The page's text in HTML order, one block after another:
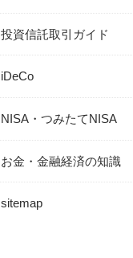
投資信託取引ガイド
iDeCo
NISA・つみたてNISA
お金・金融経済の知識
sitemap